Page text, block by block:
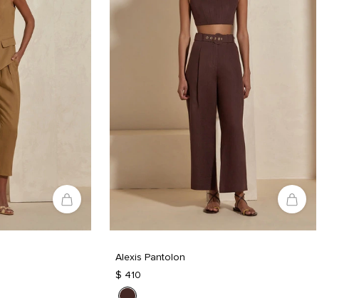
Alexis Pantolon
$ 410